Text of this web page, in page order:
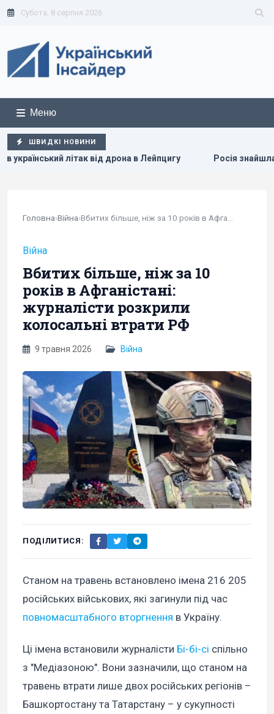
Субота, 8 серпня 2026
Меню
ШВИДКІ НОВИНИ
Росія знайшла слабке місце української ППО,
Головна›Війна›
Війна
Вбитих більше, ніж за 10
років в Афганістані:
журналісти розкрили
колосальні втрати РФ
9 травня 2026 Війна
ПОДІЛИТИСЯ:
Станом на травень встановлено імена 216 205
російських військових, які загинули під час
повномасштабного вторгнення в Україну.
Ці імена встановили журналісти Бі-бі-сі спільно
з "Медіазоною". Вони зазначили, що станом на
травень втрати лише двох російських регіонів –
Башкортостану та Татарстану – у сукупності